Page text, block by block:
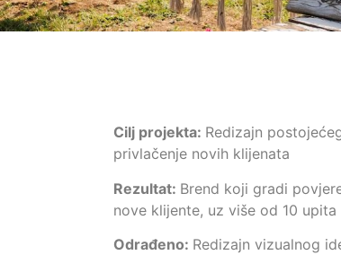
Cilj projekta: Redizajn
privlačenje novih klijenata
Rezultat: Brend koji gradi
nove klijente, uz više od 10
Odrađeno: Redizajn vizualnog